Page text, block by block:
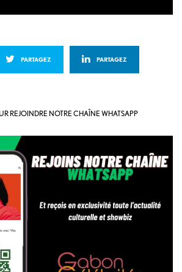
PARTAGEZ PARTAGEZ
REJOINDRE NOTRE CHAÎNE WHATSAPP